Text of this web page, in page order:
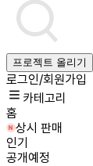
프로젝트 올리기
로그인/회원가입
카테고리
홈
상시 판매
인기
공개예정